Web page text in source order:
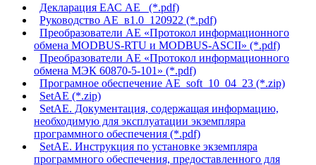
Декларация ЕАС АЕ_ (*.pdf)
Руководство АЕ_в1.0_120922 (*.pdf)
Преобразователи АЕ «Протокол информационного
обмена MODBUS-RTU и MODBUS-ASCII» (*.pdf)
Преобразователи АЕ «Протокол информационного
обмена МЭК 60870-5-101» (*.pdf)
Програмное обеспечение AE_soft_10_04_23 (*.zip)
SetAE (*.zip)
SetAE. Документация, содержащая информацию,
необходимую для эксплуатации экземпляра
программного обеспечения (*.pdf)
SetAE. Инструкция по установке экземпляра
программного обеспечения, предоставленного для